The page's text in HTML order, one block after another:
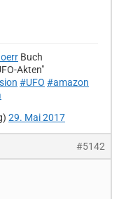
Buch
Akten"
#UFO #amazon
29. Mai 2017
#5142